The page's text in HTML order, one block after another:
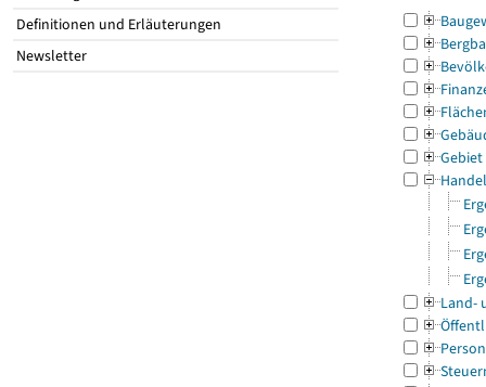
Definitionen und Erläuterungen
Newsletter
Gebiet
Land-